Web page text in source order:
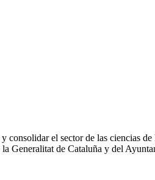
consolidar el sector de las ciencias
Generalitat de Cataluña y del